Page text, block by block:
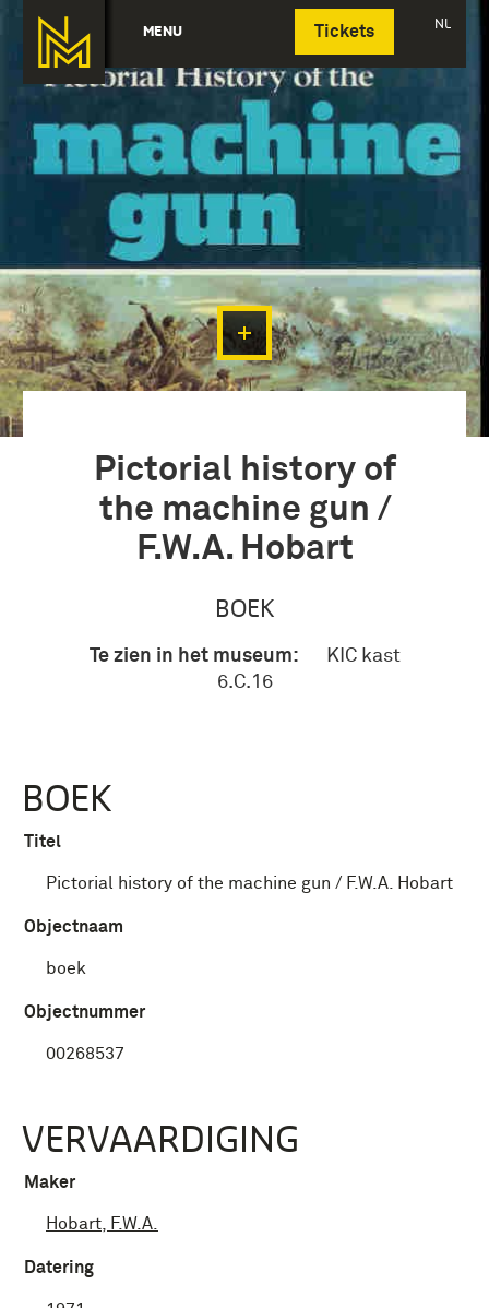
MENU Tickets NL
Deutsch
Pictorial history of
the machine gun /
F.W.A. Hobart
BOEK
Te zien in het museum:
KIC kast
6.C.16
BOEK
Titel
Pictorial history of the machine gun / F.W.A. Hobart
Objectnaam
boek
Objectnummer
00268537
VERVAARDIGING
Maker
Hobart, F.W.A.
Datering